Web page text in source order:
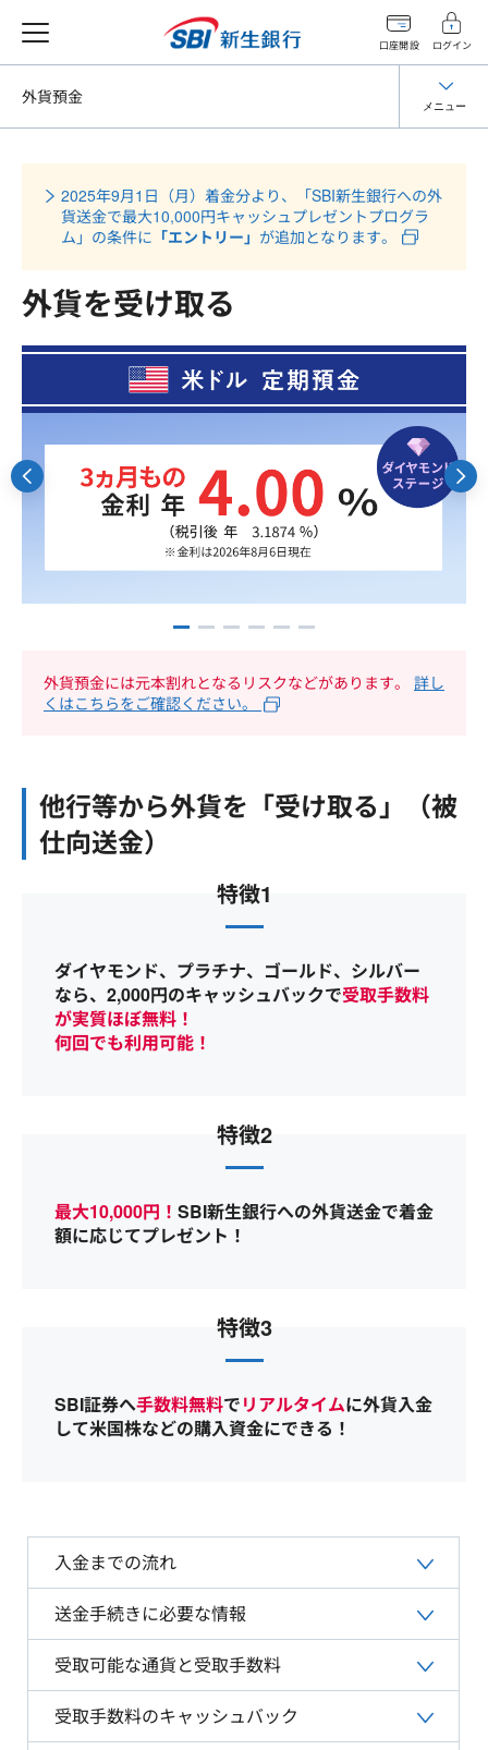
口座開設 ログイン
2025年9月1日（月）着金分より、「SBI新生銀行への外
貨送金で最大10,000円キャッシュプレゼントプログラ
ム」の条件に 「エントリー」 が追加となります。
外貨を受け取る
外貨預金には元本割れとなるリスクなどがあります。 詳し
くはこちらをご確認ください。
他行等から外貨を「受け取る」（被
仕向送金）
特徴1
ダイヤモンド、プラチナ、ゴールド、シルバー
なら、2,000円のキャッシュバックで受取手数料
が実質ほぼ無料！
何回でも利用可能！
特徴2
最大10,000円！ SBI新生銀行への外貨送金で着金
額に応じてプレゼント！
特徴3
SBI証券へ手数料無料でリアルタイムに外貨入金
して米国株などの購入資金にできる！
入金までの流れ
送金手続きに必要な情報
受取可能な通貨と受取手数料
受取手数料のキャッシュバック
外貨預金 メニュー